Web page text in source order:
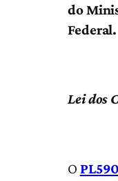
do
Federal.
Lei dos
O